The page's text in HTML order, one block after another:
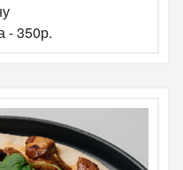
- 350р.